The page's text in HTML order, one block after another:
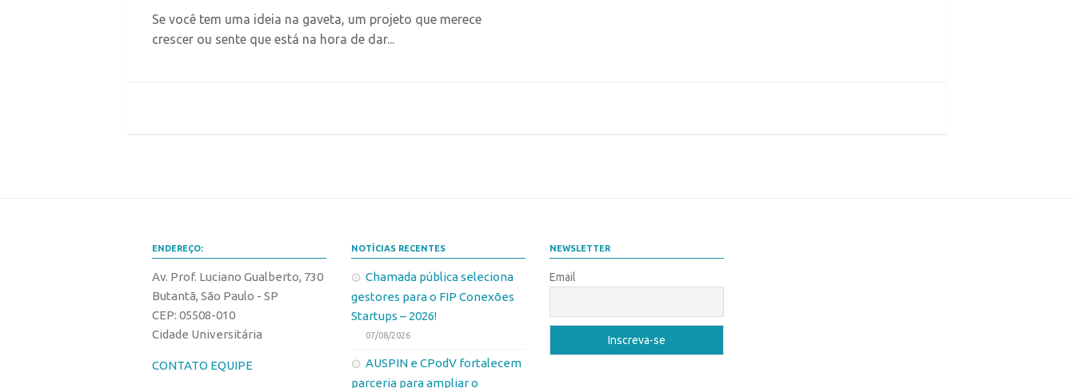
Se você tem uma ideia na gaveta, um projeto que merece
crescer ou sente que está na hora de dar...
ENDEREÇO:
Av. Prof. Luciano Gualberto, 730
Butantã, São Paulo - SP
CEP: 05508-010
Cidade Universitária
CONTATO EQUIPE
NOTÍCIAS RECENTES
Chamada pública seleciona
gestores para o FIP Conexões
Startups – 2026!
07/08/2026
AUSPIN e CPodV fortalecem
parceria para ampliar o
NEWSLETTER
Email